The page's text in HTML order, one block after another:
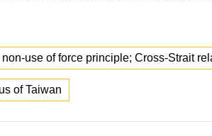
non-use of force principle; Cross-Strait
of Taiwan